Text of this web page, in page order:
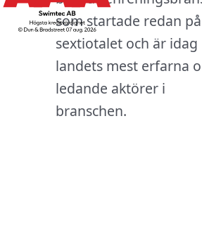
som startade redan på
sextiotalet och är idag
landets mest erfarna
ledande aktörer i
branschen.